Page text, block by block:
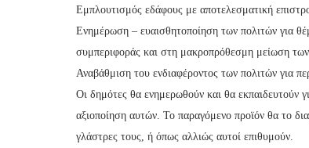
Εμπλουτισμός εδάφους με αποτελεσματική
Ενημέρωση – ευαισθητοποίηση των πολιτών για
συμπεριφοράς και στη μακροπρόθεσμη μείωση
Αναβάθμιση του ενδιαφέροντος των πολιτών για
Οι δημότες θα ενημερωθούν και θα εκπαιδευτούν
αξιοποίηση αυτών. Το παραγόμενο προϊόν θα το
γλάστρες τους, ή όπως αλλιώς αυτοί επιθυμούν.